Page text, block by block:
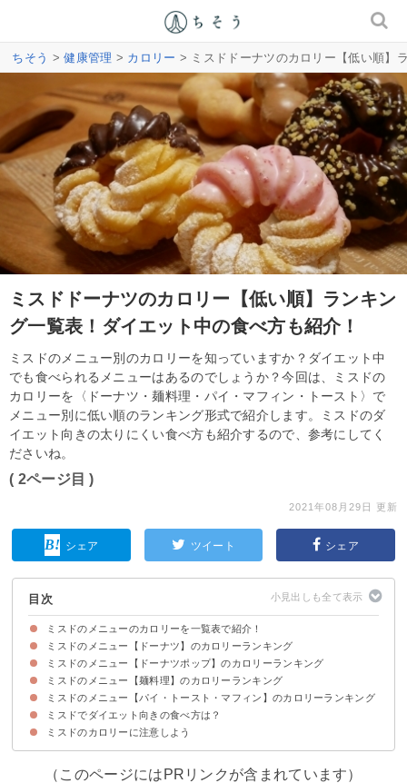
ちそう >健康管理 > カロリー > ミスドドーナツのカロリー【低い順】
ミスドドーナツのカロリー【低い順】ランキン
グ一覧表！ダイエット中の食べ方も紹介！
ミスドのメニュー別のカロリーを知っていますか？ダイエット中
でも食べられるメニューはあるのでしょうか？今回は、ミスドの
カロリーを〈ドーナツ・麺料理・パイ・マフィン・トースト〉で
メニュー別に低い順のランキング形式で紹介します。ミスドのダ
イエット向きの太りにくい食べ方も紹介するので、参考にしてく
ださいね。
( 2ページ目 )
2021年08月29日 更新
シェア ツイート シェア
目次
ミスドのメニューのカロリーを一覧表で紹介！
ミスドのメニュー【ドーナツ】のカロリーランキング
フレンチクルーラー（154kcal /110円）
エンゼルクリーム（204kcal/120円）
ハニーチュロ（216kcal/120円）
ポンデリング（219Kcal /110円）
オールドファッション（293Kcal /110円）
ミスドのメニュー【ドーナツポップ】のカロリーランキング
ココナッツチョコレートボール（45Kcal /35円）
ゴールデンチョコレートボール（48kcal/35円）
チョコファッションボール（69kcal/35円）
ミスドのメニュー【麺料理】のカロリーランキング
汁そば（231Kcal /310円）
やわらかとり肉そば（293kcal/450円）
香る海老ぷりワンタン麺（340Kcal /450円）
坦々麺（571Kcal /450円）
ミスドのメニュー【パイ・トースト・マフィン】のカロリーランキング
ホット・セイボリーパイ/スイーツパイ、リバイバルパイ
クリームイン・マフィン
トッピング・ホットトースト
ミスドでダイエット向きの食べ方は？
➀よく噛んでゆっくり食べる
②暖かい飲み物と一緒に食べる
ミスドのカロリーに注意しよう
（このページにはPRリンクが含まれています）